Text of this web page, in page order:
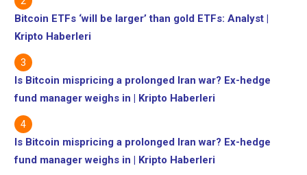
Bitcoin ETFs ‘will be larger’ than gold ETFs: Analyst |
Kripto Haberleri
Is Bitcoin mispricing a prolonged Iran war? Ex-hedge
fund manager weighs in | Kripto Haberleri
Is Bitcoin mispricing a prolonged Iran war? Ex-hedge
fund manager weighs in | Kripto Haberleri